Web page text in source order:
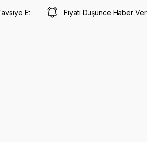
Et Fiyatı Düşünce Haber Ver